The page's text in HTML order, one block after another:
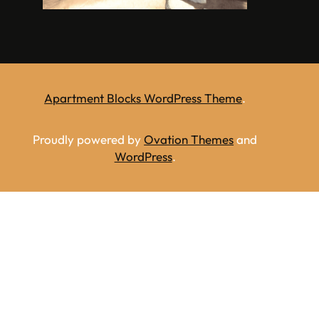
Apartment Blocks WordPress Theme.
Proudly powered byOvation Themesand
WordPress.